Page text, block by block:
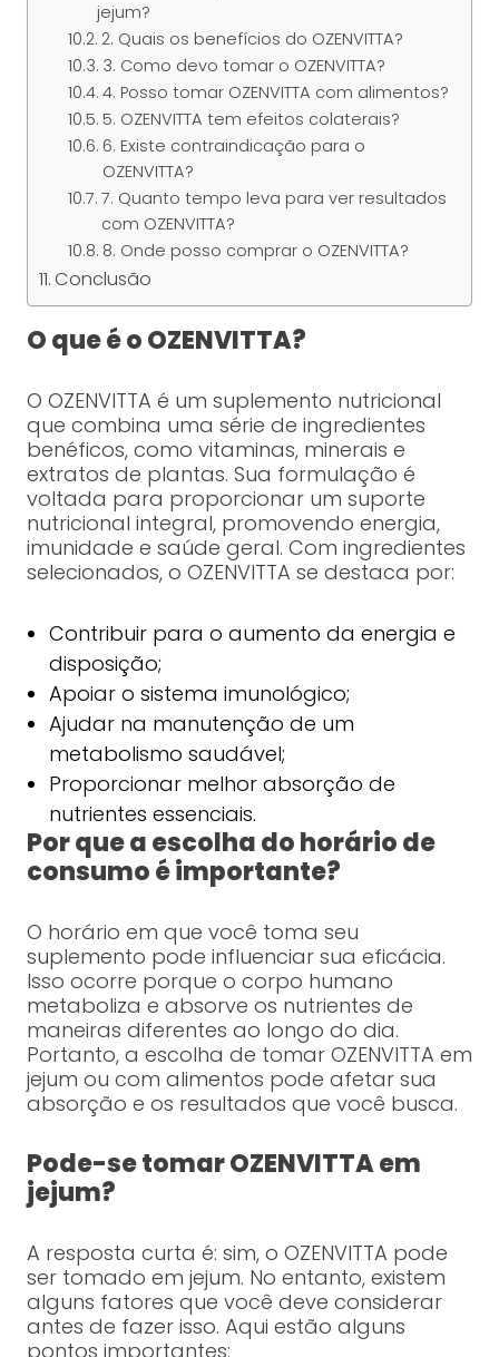
jejum?
2. Quais os benefícios do OZENVITTA?
3. Como devo tomar o OZENVITTA?
4. Posso tomar OZENVITTA com alimentos?
5. OZENVITTA tem efeitos colaterais?
6. Existe contraindicação para o
OZENVITTA?
7. Quanto tempo leva para ver resultados
com OZENVITTA?
8. Onde posso comprar o OZENVITTA?
Conclusão
O que é o OZENVITTA?
O OZENVITTA é um suplemento nutricional
que combina uma série de ingredientes
benéficos, como vitaminas, minerais e
extratos de plantas. Sua formulação é
voltada para proporcionar um suporte
nutricional integral, promovendo energia,
imunidade e saúde geral. Com ingredientes
selecionados, o OZENVITTA se destaca por:
Contribuir para o aumento da energia e
disposição;
Apoiar o sistema imunológico;
Ajudar na manutenção de um
metabolismo saudável;
Proporcionar melhor absorção de
nutrientes essenciais.
Por que a escolha do horário de
consumo é importante?
O horário em que você toma seu
suplemento pode influenciar sua eficácia.
Isso ocorre porque o corpo humano
metaboliza e absorve os nutrientes de
maneiras diferentes ao longo do dia.
Portanto, a escolha de tomar OZENVITTA em
jejum ou com alimentos pode afetar sua
absorção e os resultados que você busca.
Pode-se tomar OZENVITTA em
jejum?
A resposta curta é: sim, o OZENVITTA pode
ser tomado em jejum. No entanto, existem
alguns fatores que você deve considerar
antes de fazer isso. Aqui estão alguns
pontos importantes: